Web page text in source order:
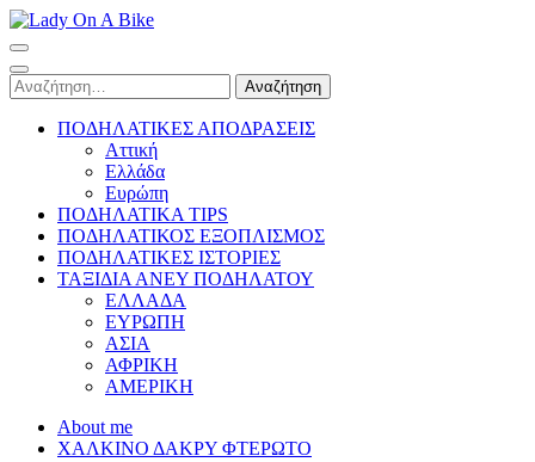
Skip
to
content
(Press
Enter)
Αναζήτηση
για:
ΠΟΔΗΛΑΤΙΚΕΣ ΑΠΟΔΡΑΣΕΙΣ
Αττική
Ελλάδα
Ευρώπη
ΠΟΔΗΛΑΤΙΚΑ TIPS
ΠΟΔΗΛΑΤΙΚΟΣ ΕΞΟΠΛΙΣΜΟΣ
ΠΟΔΗΛΑΤΙΚΕΣ ΙΣΤΟΡΙΕΣ
ΤΑΞΙΔΙΑ ΑΝΕΥ ΠΟΔΗΛΑΤΟΥ
ΕΛΛΑΔΑ
ΕΥΡΩΠΗ
ΑΣΙΑ
ΑΦΡΙΚΗ
ΑΜΕΡΙΚΗ
About me
ΧΑΛΚΙΝΟ ΔΑΚΡΥ ΦΤΕΡΩΤΟ